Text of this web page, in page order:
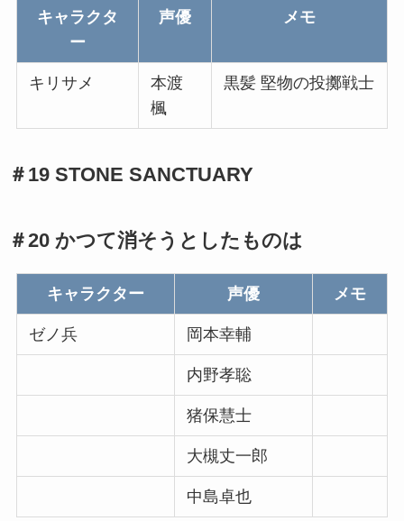
キャラクタ
ー
声優 メモ
キリサメ
本渡
楓
黒髪 堅物の投擲戦士
＃19 STONE SANCTUARY
＃20 かつて消そうとしたものは
キャラクター 声優 メモ
ゼノ兵 岡本幸輔
内野孝聡
猪保慧士
大槻丈一郎
中島卓也